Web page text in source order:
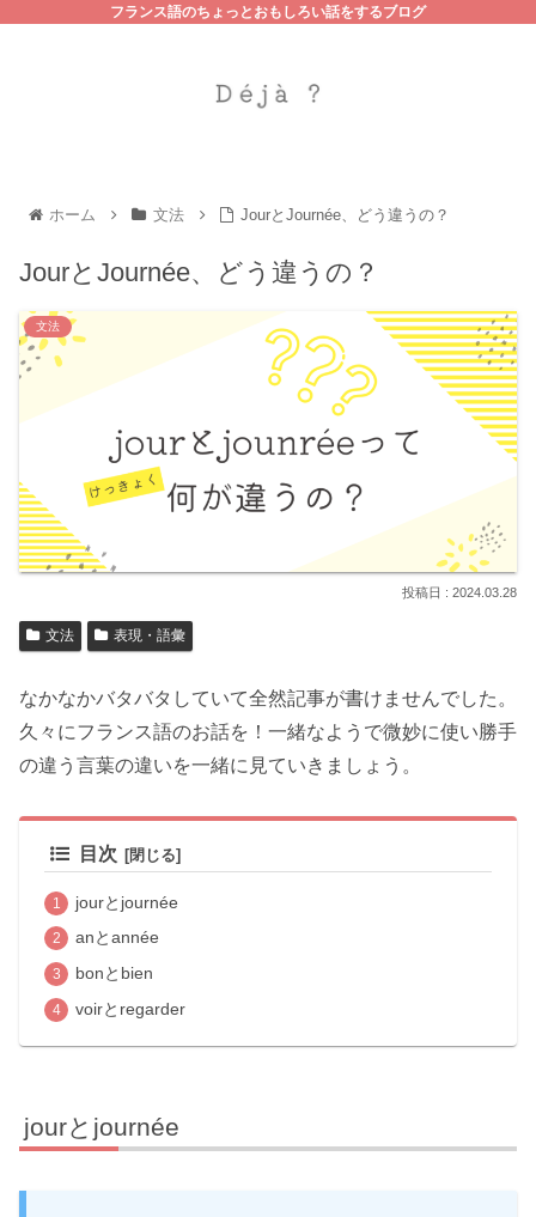
フランス語のちょっとおもしろい話をするブログ
ホーム 文法 JourとJournée、どう違うの？
JourとJournée、どう違うの？
文法
2024.03.28
文法 表現・語彙
なかなかバタバタしていて全然記事が書けませんでした。
久々にフランス語のお話を！一緒なようで微妙に使い勝手
の違う言葉の違いを一緒に見ていきましょう。
目次
jourとjournée
anとannée
bonとbien
voirとregarder
jourとjournée